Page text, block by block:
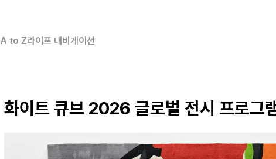
A to Z라이프 내비게이션
화이트 큐브 2026 글로벌 전시 프로그